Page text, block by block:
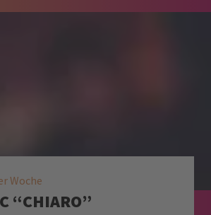
Woche
“CHIARO”